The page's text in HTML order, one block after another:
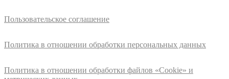
Пользовательское соглашение
Политика в отношении обработки персональных данных
Политика в отношении обработки файлов «Cookie» и